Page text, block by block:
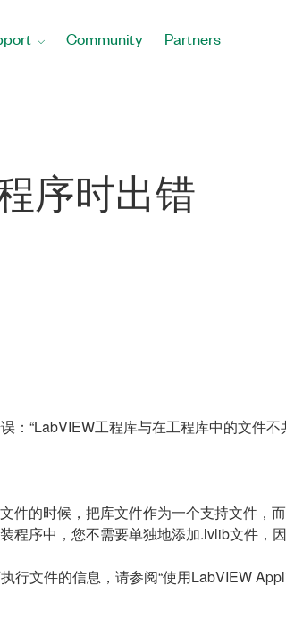
Community Partners
序时出错
：“LabVIEW工程库与在工程库中的文件
件的时候，把库文件作为一个支持文件，
程序中，您不需要单独地添加.lvlib文件，
行文件的信息，请参阅“使用LabVIEW